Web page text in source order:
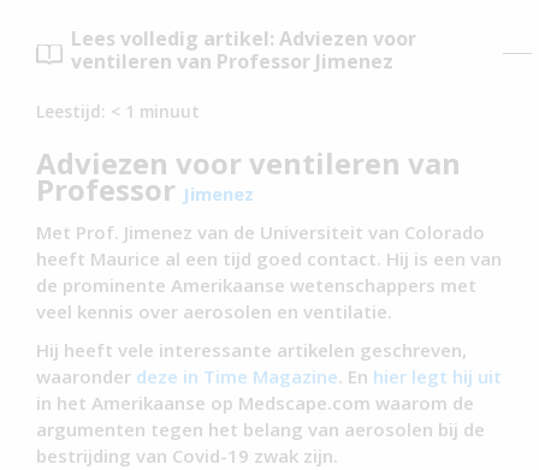
Lees volledig artikel: Adviezen voor
ventileren van Professor Jimenez
Leestijd: < 1 minuut
Adviezen voor ventileren van
Professor Jimenez
Met Prof. Jimenez van de Universiteit van Colorado
heeft Maurice al een tijd goed contact. Hij is een van
de prominente Amerikaanse wetenschappers met
veel kennis over aerosolen en ventilatie.
Hij heeft vele interessante artikelen geschreven,
waaronder deze in Time Magazine. En hier legt hij uit
in het Amerikaanse op Medscape.com waarom de
argumenten tegen het belang van aerosolen bij de
bestrijding van Covid-19 zwak zijn.